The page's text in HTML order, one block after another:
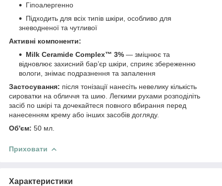
Гіпоалергенно
Підходить для всіх типів шкіри, особливо для
зневодненої та чутливої
Активні компоненти:
Milk Ceramide Complex™ 3% — зміцнює та
відновлює захисний бар’єр шкіри, сприяє збереженню
вологи, знімає подразнення та запалення
Застосування: після тонізації нанесіть невелику кількість
сироватки на обличчя та шию. Легкими рухами розподіліть
засіб по шкірі та дочекайтеся повного вбирання перед
нанесенням крему або інших засобів догляду.
Об'єм: 50 мл.
Приховати
Характеристики